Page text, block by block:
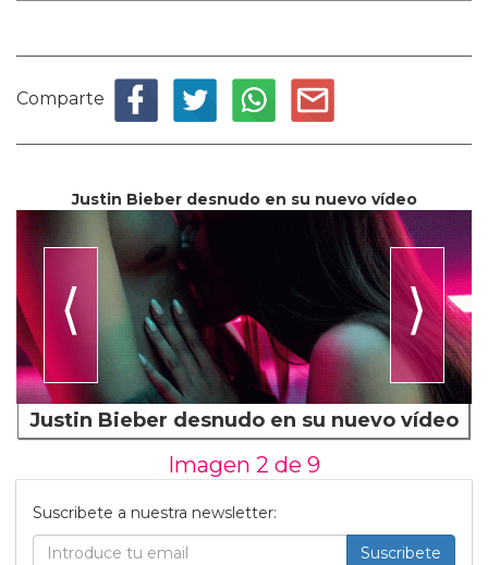
Comparte
Justin Bieber desnudo en su nuevo vídeo
⟨ ⟩
Justin Bieber desnudo en su nuevo vídeo
Imagen 2 de 9
Suscribete a nuestra newsletter:
Suscribete